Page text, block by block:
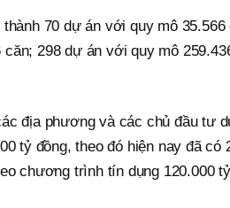
thành 70 dự án với quy mô
căn; 298 dự án với quy mô
địa phương và các chủ đầu tư
tỷ đồng, theo đó hiện nay đã có
chương trình tín dụng 120.000